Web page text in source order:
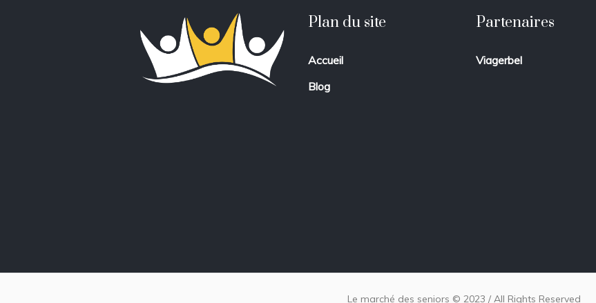
Plan du site
Accueil
Blog
Partenaires
Viagerbel
Le marché des seniors © 2023 / All Rights Reserved